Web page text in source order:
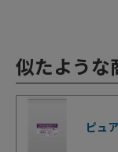
似たような
ピュ